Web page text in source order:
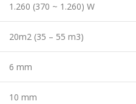
1.260 (370 ~ 1.260) W
20m2 (35 – 55 m3)
6 mm
10 mm